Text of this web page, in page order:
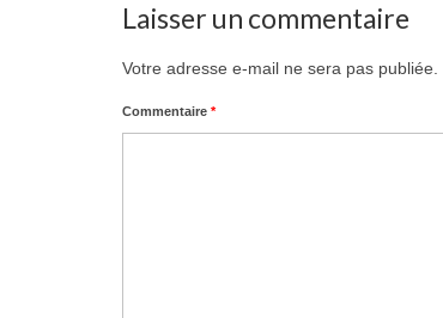
Laisser un commentaire
Votre adresse e-mail ne sera pas publiée.
Commentaire *